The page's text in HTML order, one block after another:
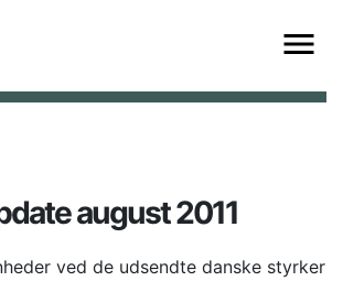
august 2011
ved de udsendte danske styrker